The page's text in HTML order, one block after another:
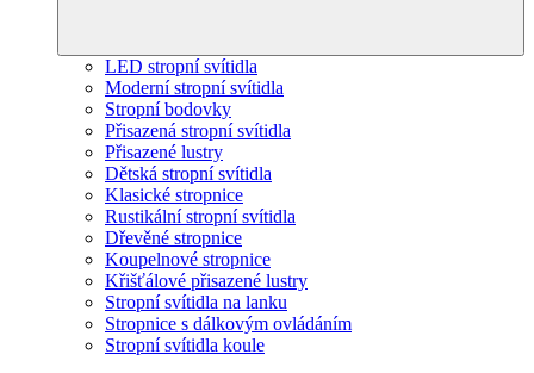
LED stropní svítidla
Moderní stropní svítidla
Stropní bodovky
Přisazená stropní svítidla
Přisazené lustry
Dětská stropní svítidla
Klasické stropnice
Rustikální stropní svítidla
Dřevěné stropnice
Koupelnové stropnice
Křišťálové přisazené lustry
Stropní svítidla na lanku
Stropnice s dálkovým ovládáním
Stropní svítidla koule